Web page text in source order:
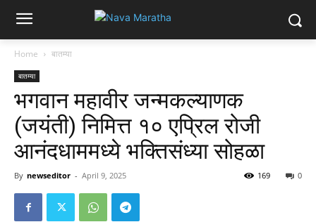
Home बातम्या
बातम्या
भगवान महावीर जन्मकल्याणक
(जयंती) निमित्त १० एप्रिल रोजी
आनंदधाममध्ये भक्तिसंध्या सोहळा
By newseditor - April 9, 2025 0
169